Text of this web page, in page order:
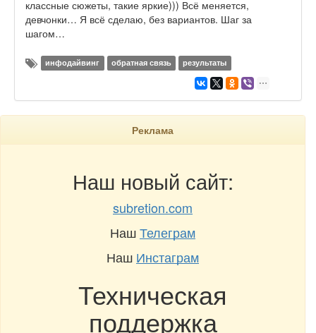
классные сюжеты, такие яркие))) Всё меняется,
девчонки… Я всё сделаю, без вариантов. Шаг за
шагом…
инфодайвинг обратная связь результаты
Реклама
Наш новый сайт:
subretion.com
НашТелеграм
Наш Инстаграм
Техническая
поддержка